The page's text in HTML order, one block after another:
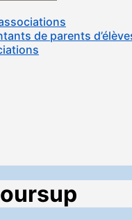
de parents